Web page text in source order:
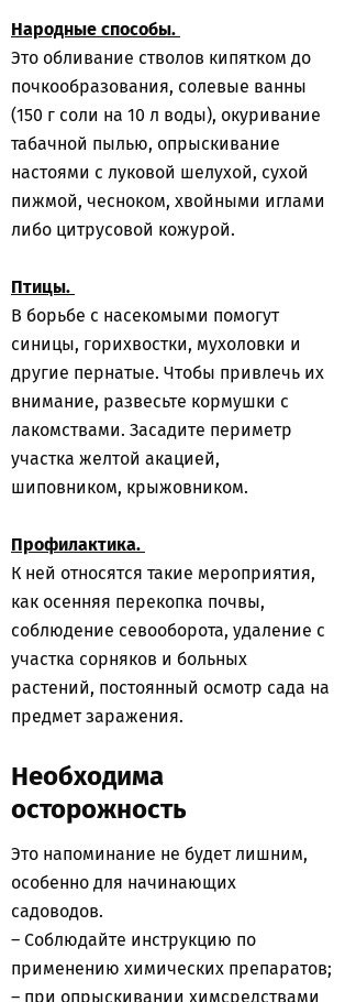
Народные способы.
Это обливание стволов кипятком до
почкообразования, солевые ванны
(150 г соли на 10 л воды), окуривание
табачной пылью, опрыскивание
настоями с луковой шелухой, сухой
пижмой, чесноком, хвойными иглами
либо цитрусовой кожурой.
Птицы.
В борьбе с насекомыми помогут
синицы, горихвостки, мухоловки и
другие пернатые. Чтобы привлечь их
внимание, развесьте кормушки с
лакомствами. Засадите периметр
участка желтой акацией,
шиповником, крыжовником.
Профилактика.
К ней относятся такие мероприятия,
как осенняя перекопка почвы,
соблюдение севооборота, удаление с
участка сорняков и больных
растений, постоянный осмотр сада на
предмет заражения.
Необходима
осторожность
Это напоминание не будет лишним,
особенно для начинающих
садоводов.
– Соблюдайте инструкцию по
применению химических препаратов;
– при опрыскивании химсредствами